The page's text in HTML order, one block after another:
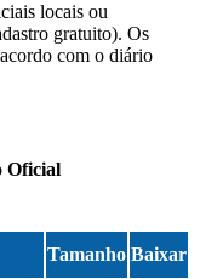
locais ou
gratuito). Os
com o diário
Oficial
Tamanho Baixar